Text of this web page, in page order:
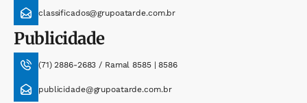
classificados@grupoatarde.com.br
Publicidade
(71) 2886-2683 / Ramal 8585 | 8586
publicidade@grupoatarde.com.br